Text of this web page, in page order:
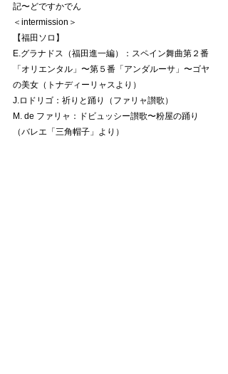
記〜どですかでん
＜intermission＞
【福田ソロ】
E.グラナドス（福田進一編）：スペイン舞曲第２番
「オリエンタル」〜第５番「アンダルーサ」〜ゴヤ
の美女（トナディーリャスより）
J.ロドリゴ：祈りと踊り（ファリャ讃歌）
M. de ファリャ：ドビュッシー讃歌〜粉屋の踊り
（バレエ「三角帽子」より）